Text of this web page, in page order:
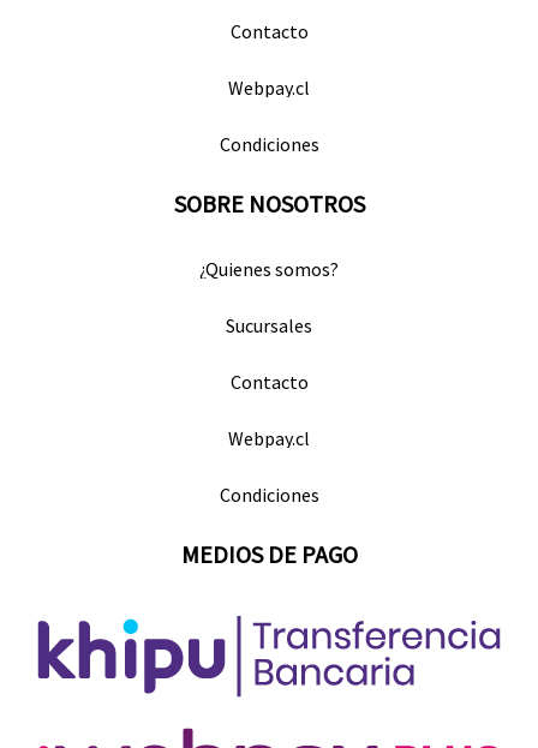
Contacto
Webpay.cl
Condiciones
SOBRE NOSOTROS
¿Quienes somos?
Sucursales
Contacto
Webpay.cl
Condiciones
MEDIOS DE PAGO